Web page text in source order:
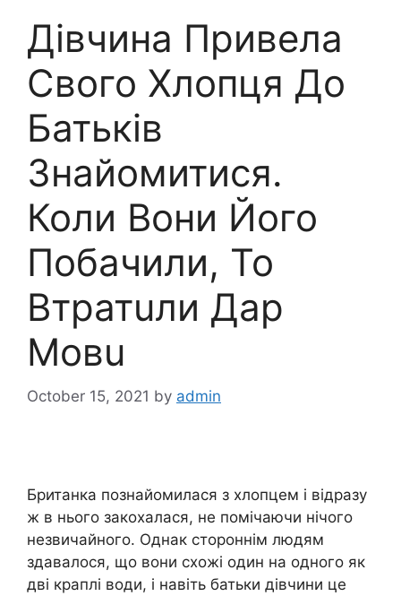
Дівчина Привела
Свого Хлопця До
Батьків
Знайомитися.
Коли Вони Його
Побачили, То
Втратuли Дар
Мовu
October 15, 2021 by admin
Британка познайомилася з хлопцем і відразу
ж в нього закохалася, не помічаючи нічого
незвичайного. Однак стороннім людям
здавалося, що вони схожі один на одного як
дві краплі води, і навіть батьки дівчини це